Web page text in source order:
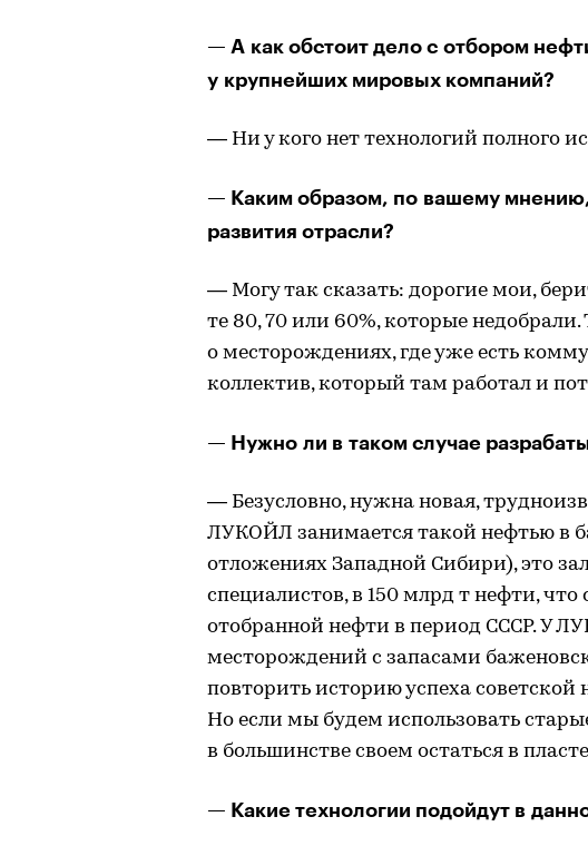
— А как обстоит дело с отбором
у крупнейших мировых компаний?
— Ни у кого нет технологий полного
— Каким образом, по вашему
развития отрасли?
— Могу так сказать: дорогие мои,
те 80, 70 или 60%, которые недобрали.
о месторождениях, где уже есть
коллектив, который там работал и
— Нужно ли в таком случае
— Безусловно, нужна новая,
ЛУКОЙЛ занимается такой нефтью в
отложениях Западной Сибири), это
специалистов, в 150 млрд т нефти,
отобранной нефти в период СССР. У
месторождений с запасами
повторить историю успеха
Но если мы будем использовать
в большинстве своем остаться в
— Какие технологии подойдут в